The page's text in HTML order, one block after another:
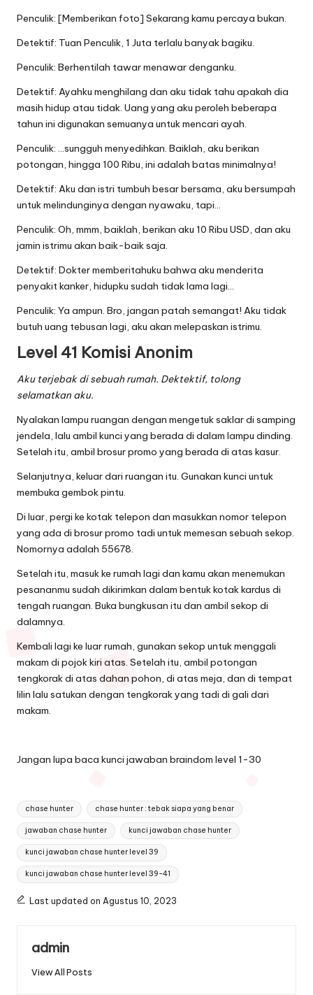
Penculik: [Memberikan foto] Sekarang kamu percaya bukan.
Detektif: Tuan Penculik, 1 Juta terlalu banyak bagiku.
Penculik: Berhentilah tawar menawar denganku.
Detektif: Ayahku menghilang dan aku tidak tahu apakah dia
masih hidup atau tidak. Uang yang aku peroleh beberapa
tahun ini digunakan semuanya untuk mencari ayah.
Penculik: …sungguh menyedihkan. Baiklah, aku berikan
potongan, hingga 100 Ribu, ini adalah batas minimalnya!
Detektif: Aku dan istri tumbuh besar bersama, aku bersumpah
untuk melindunginya dengan nyawaku, tapi…
Penculik: Oh, mmm, baiklah, berikan aku 10 Ribu USD, dan aku
jamin istrimu akan baik-baik saja.
Detektif: Dokter memberitahuku bahwa aku menderita
penyakit kanker, hidupku sudah tidak lama lagi…
Penculik: Ya ampun. Bro, jangan patah semangat! Aku tidak
butuh uang tebusan lagi, aku akan melepaskan istrimu.
Level 41 Komisi Anonim
Aku terjebak di sebuah rumah. Dektektif, tolong
selamatkan aku.
Nyalakan lampu ruangan dengan mengetuk saklar di samping
jendela, lalu ambil kunci yang berada di dalam lampu dinding.
Setelah itu, ambil brosur promo yang berada di atas kasur.
Selanjutnya, keluar dari ruangan itu. Gunakan kunci untuk
membuka gembok pintu.
Di luar, pergi ke kotak telepon dan masukkan nomor telepon
yang ada di brosur promo tadi untuk memesan sebuah sekop.
Nomornya adalah 55678.
Setelah itu, masuk ke rumah lagi dan kamu akan menemukan
pesananmu sudah dikirimkan dalam bentuk kotak kardus di
tengah ruangan. Buka bungkusan itu dan ambil sekop di
dalamnya.
Kembali lagi ke luar rumah, gunakan sekop untuk menggali
makam di pojok kiri atas. Setelah itu, ambil potongan
tengkorak di atas dahan pohon, di atas meja, dan di tempat
lilin lalu satukan dengan tengkorak yang tadi di gali dari
makam.
Jangan lupa baca kunci jawaban braindom level 1-30
Tags:
chase hunter chase hunter : tebak siapa yang benar
jawaban chase hunter kunci jawaban chase hunter
kunci jawaban chase hunter level 39
kunci jawaban chase hunter level 39-41
Last updated on Agustus 10, 2023
admin
View All Posts